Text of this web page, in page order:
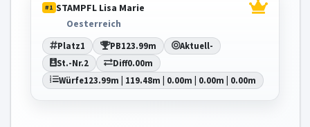
#1 STAMPFL Lisa Marie
Oesterreich
Platz1 PB123.99m Aktuell-
St.-Nr.2 Diff0.00m
Würfe123.99m | 119.48m | 0.00m | 0.00m | 0.00m